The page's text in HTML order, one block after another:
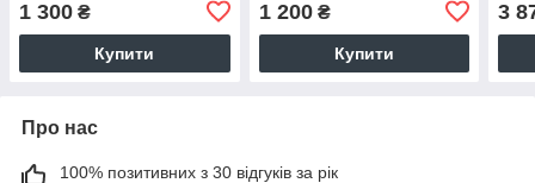
1 300 ₴
Купити
1 200₴
Купити
3
Про нас
100% позитивних з 30 відгуків за рік